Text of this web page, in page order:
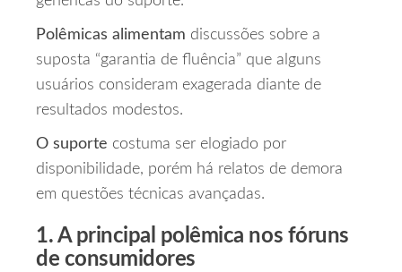
Polêmicas alimentam discussões sobre a
suposta “garantia de fluência” que alguns
usuários consideram exagerada diante de
resultados modestos.
O suporte costuma ser elogiado por
disponibilidade, porém há relatos de demora
em questões técnicas avançadas.
1. A principal polêmica nos fóruns
de consumidores